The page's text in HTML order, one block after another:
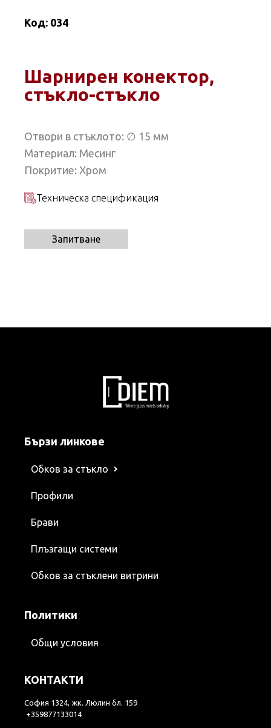
Код: 034
Шарнирен конектор,
стъкло-стъкло
Отвори в стъклото: ∅ 15 мм
Материал: Месинг
Покритие: Хром
Техническа спецификация
Запитване
Бързи линкове
Обков за стъкло
Профили
Брави
Плъзгащи системи
Обков за стъклени витрини
Политики
Общи условия
КОНТАКТИ
София 1324, жк. Люлин бл. 159
+359877133014